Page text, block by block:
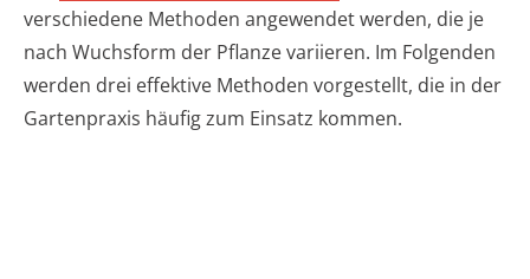
verschiedene Methoden angewendet werden, die je
nach Wuchsform der Pflanze variieren. Im Folgenden
werden drei effektive Methoden vorgestellt, die in der
Gartenpraxis häufig zum Einsatz kommen.